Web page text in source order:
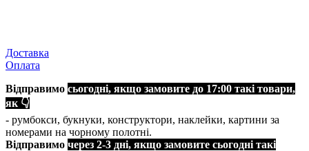
Доставка
Оплата
Відправимо сьогодні, якщо замовите до 17:00 такі товари,
як 👇
- румбокси, букнуки, конструктори, наклейки, картини за
номерами на чорному полотні.
Відправимо через 2-3 дні, якщо замовите сьогодні такі